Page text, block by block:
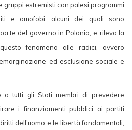
gruppi estremisti con palesi programmi
e omofobi, alcuni dei quali sono
del governo in Polonia, e rileva la
fenomeno alle radici, ovvero
ed esclusione sociale e
a tutti gli Stati membri di prevedere
i finanziamenti pubblici ai partiti
dell’uomo e le libertà fondamentali,